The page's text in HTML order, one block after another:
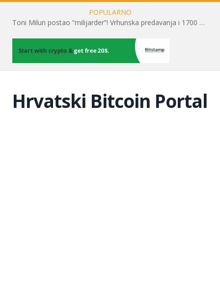
POPULARNO
Toni Milun postao “milijarder”! Vrhunska predavanja i 1700 posjetitelja obilježili su mjesec financijske pismenosti
Hrvatski Bitcoin Portal